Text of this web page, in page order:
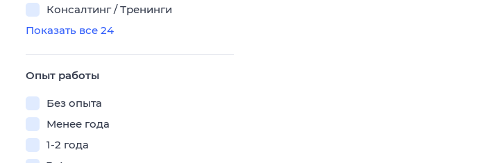
Консалтинг / Тренинги
Показать все 24
Опыт работы
Без опыта
Менее года
1-2 года